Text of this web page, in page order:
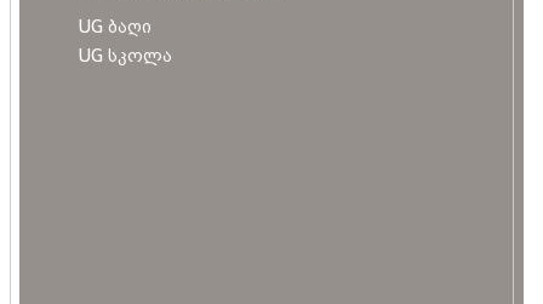
UG ბაღი
UG სკოლა